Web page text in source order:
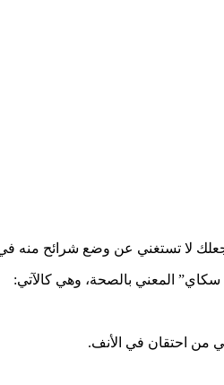
تجعلك لا تستغني عن وضع شرائح منه
من احتقان في الأنف.